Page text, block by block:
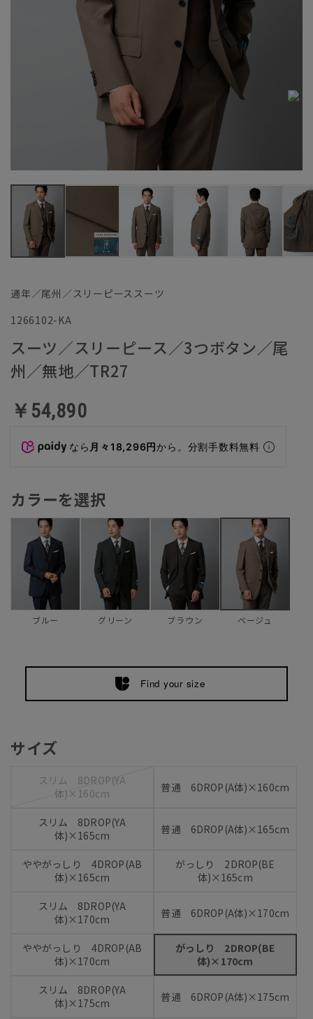
通年／尾州／スリーピーススーツ
1266102-KA
スーツ／スリーピース／3つボタン／尾
州／無地／TR27
￥54,890
なら 月々18,296円から。分割手数料無料
カラーを選択
ブルー グリーン ブラウン ベージュ
Find your size
サイズ
スリム 8DROP(YA
体)×160cm
普通 6DROP(A体)×160cm
スリム 8DROP(YA
体)×165cm
普通 6DROP(A体)×165cm
ややがっしり 4DROP(AB
体)×165cm
がっしり 2DROP(BE
体)×165cm
スリム 8DROP(YA
体)×170cm
普通 6DROP(A体)×170cm
ややがっしり 4DROP(AB
体)×170cm
がっしり 2DROP(BE
体)×170cm
スリム 8DROP(YA
体)×175cm
普通 6DROP(A体)×175cm